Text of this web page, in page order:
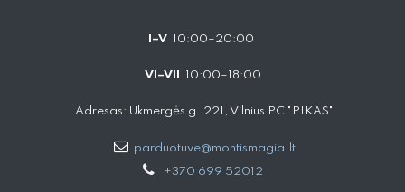
I–V 10:00–20:00
VI–VII 10:00–18:00
Adresas: Ukmergės g. 221, Vilnius PC "PIKAS"
parduotuve@montismagia.lt
+370 699 52012